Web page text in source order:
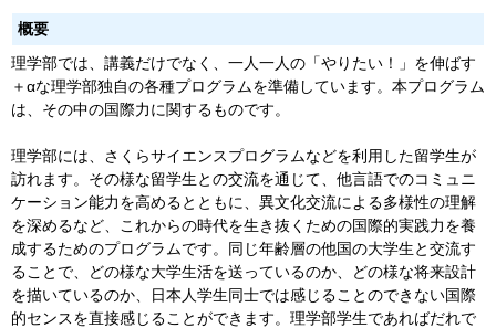
概要
理学部では、講義だけでなく、一人一人の「やりたい！」を伸ばす
＋αな理学部独自の各種プログラムを準備しています。本プログラム
は、その中の国際力に関するものです。
理学部には、さくらサイエンスプログラムなどを利用した留学生が
訪れます。その様な留学生との交流を通じて、他言語でのコミュニ
ケーション能力を高めるとともに、異文化交流による多様性の理解
を深めるなど、これからの時代を生き抜くための国際的実践力を養
成するためのプログラムです。同じ年齢層の他国の大学生と交流す
ることで、どの様な大学生活を送っているのか、どの様な将来設計
を描いているのか、日本人学生同士では感じることのできない国際
的センスを直接感じることができます。理学部学生であればだれで